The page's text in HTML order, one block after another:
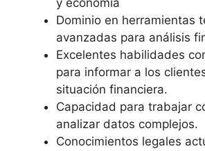
y economía
Dominio en herramientas
avanzadas para análisis
Excelentes habilidades
para informar a los
situación financiera.
Capacidad para trabajar
analizar datos complejos.
Conocimientos legales